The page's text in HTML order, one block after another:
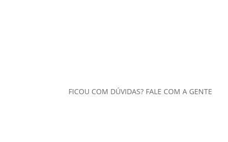
FICOU COM DÚVIDAS? FALE COM A GENTE